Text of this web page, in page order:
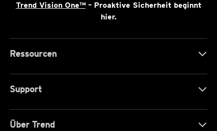
Trend Vision One™– Proaktive Sicherheit beginnt
hier.
Ressourcen
Support
Über Trend